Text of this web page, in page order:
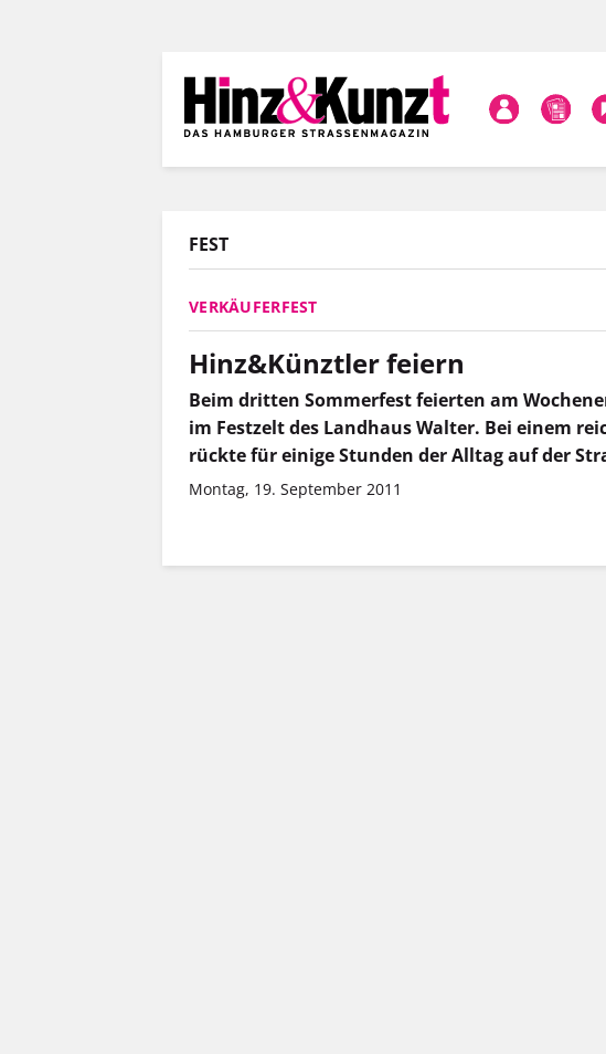
FEST
VERKÄUFERFEST
Hinz&Künztler feiern
Beim dritten Sommerfest feierten am
im Festzelt des Landhaus Walter. Bei einem
rückte für einige Stunden der Alltag auf der
Montag, 19. September 2011